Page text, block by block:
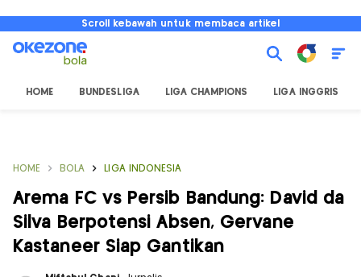
Scroll kebawah untuk membaca artikel
HOME BUNDESLIGA LIGA CHAMPIONS LIGA INGGRIS
HOME BOLA LIGA INDONESIA
Arema FC vs Persib Bandung: David da
Silva Berpotensi Absen, Gervane
Kastaneer Siap Gantikan